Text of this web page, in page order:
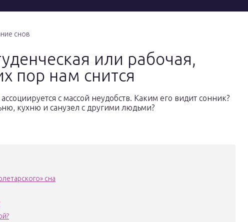
снов
или рабочая,
пор нам снится
с массой неудобств. Каким его видит сонник?
кухню и санузел с другими людьми?
сна